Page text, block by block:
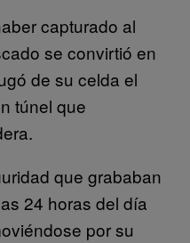
capturado al
se convirtió en
de su celda el
túnel que
que grababan
24 horas del día
por su